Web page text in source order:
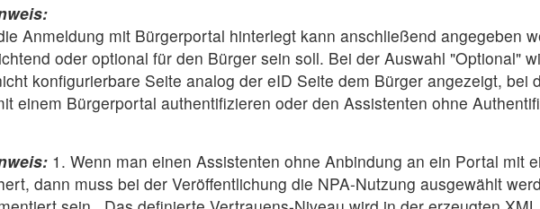
Anmeldung mit Bürgerportal hinterlegt kann anschließend angegeben
oder optional für den Bürger sein soll. Bei der Auswahl "Optional"
konfigurierbare Seite analog der eID Seite dem Bürger angezeigt, bei
einem Bürgerportal authentifizieren oder den Assistenten ohne
1. Wenn man einen Assistenten ohne Anbindung an ein Portal mit
dann muss bei der Veröffentlichung die NPA-Nutzung ausgewählt